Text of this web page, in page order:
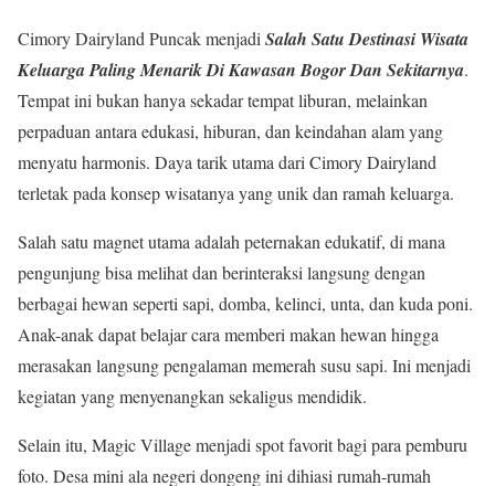
Cimory Dairyland Puncak menjadi Salah Satu Destinasi Wisata
Keluarga Paling Menarik Di Kawasan Bogor Dan Sekitarnya.
Tempat ini bukan hanya sekadar tempat liburan, melainkan
perpaduan antara edukasi, hiburan, dan keindahan alam yang
menyatu harmonis. Daya tarik utama dari Cimory Dairyland
terletak pada konsep wisatanya yang unik dan ramah keluarga.
Salah satu magnet utama adalah peternakan edukatif, di mana
pengunjung bisa melihat dan berinteraksi langsung dengan
berbagai hewan seperti sapi, domba, kelinci, unta, dan kuda poni.
Anak-anak dapat belajar cara memberi makan hewan hingga
merasakan langsung pengalaman memerah susu sapi. Ini menjadi
kegiatan yang menyenangkan sekaligus mendidik.
Selain itu, Magic Village menjadi spot favorit bagi para pemburu
foto. Desa mini ala negeri dongeng ini dihiasi rumah-rumah